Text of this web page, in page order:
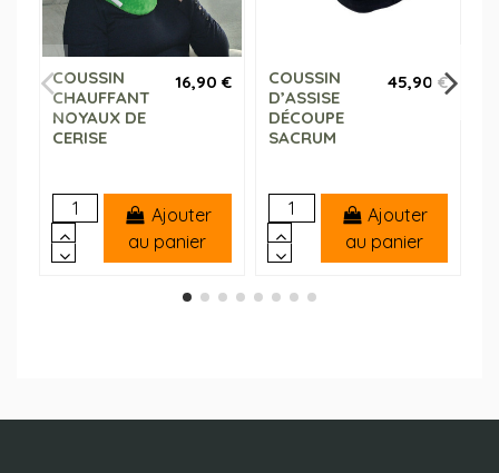
COUSSIN
CHAUFFANT
NOYAUX DE
CERISE
16,90 €
Ajouter
au panier
COUSSIN
D’ASSISE
DÉCOUPE
SACRUM
45,90 €
Ajouter
au panier